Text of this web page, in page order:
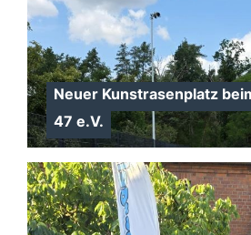
Neuer Kunstrasenplatz
47 e.V.